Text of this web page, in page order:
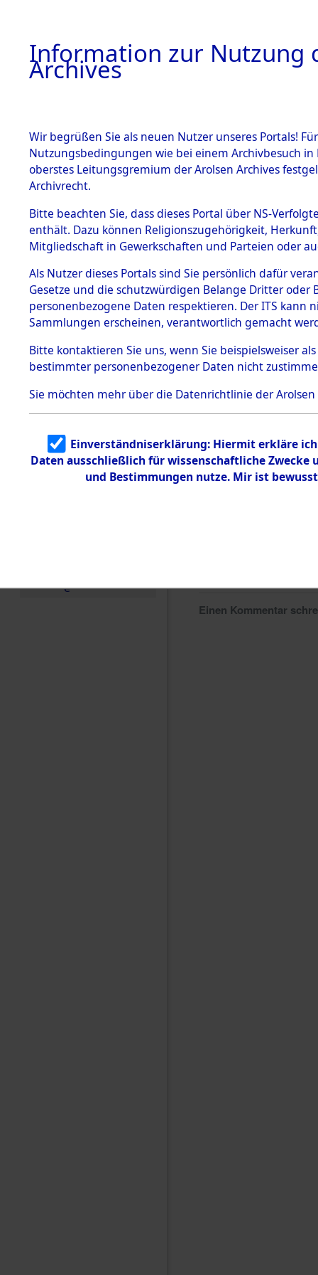
BESTÄNDE
1.
mente
5. Verschiedenes
5.3
Todesmärsche
5.3.1 Alliierte
Erhebungen
zu
Todesmärsch
en
5.3.2
Identifizierun
5.3.3
Todesmärsch
e
Listen
0001
Einen Kommentar
Information zur Nutzung
Archives
Wir begrüßen Sie als neuen Nutzer unseres Portals!
Nutzungsbedingungen wie bei einem Archivbesuch
oberstes Leitungsgremium der Arolsen Archives
Archivrecht.
Bitte beachten Sie, dass dieses Portal über NS-
enthält. Dazu können Religionszugehörigkeit,
Mitgliedschaft in Gewerkschaften und Parteien oder
Als Nutzer dieses Portals sind Sie persönlich dafür
Gesetze und die schutzwürdigen Belange Dritter
personenbezogene Daten respektieren. Der ITS
Sammlungen erscheinen, verantwortlich gemacht
Bitte kontaktieren Sie uns, wenn Sie beispielsweiser
bestimmter personenbezogener Daten nicht
Sie möchten mehr über die Datenrichtlinie der Arolsen
Einverständniserklärung: Hiermit erkläre
Daten ausschließlich für wissenschaftliche
und Bestimmungen nutze. Mir ist